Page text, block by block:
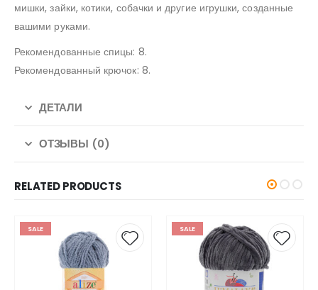
мишки, зайки, котики, собачки и другие игрушки, созданные
вашими руками.
Рекомендованные спицы: 8.
Рекомендованный крючок: 8.
ДЕТАЛИ
ОТЗЫВЫ (0)
RELATED PRODUCTS
SALE SALE